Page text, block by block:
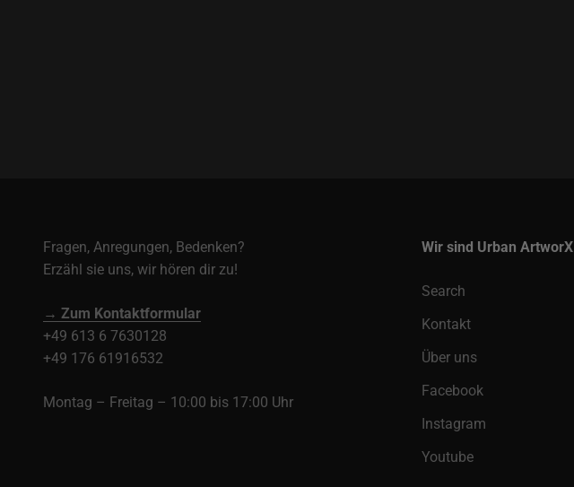
Fragen, Anregungen, Bedenken?
Erzähl sie uns, wir hören dir zu!
→ Zum Kontaktformular
+49 613 6 7630128
+49 176 61916532
Montag – Freitag – 10:00 bis 17:00 Uhr
Wir sind Urban ArtworX
Search
Kontakt
Über uns
Facebook
Instagram
Youtube